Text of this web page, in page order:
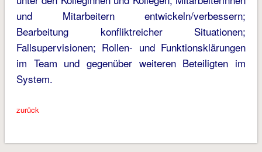
und Mitarbeitern entwickeln/verbessern;
Bearbeitung konfliktreicher Situationen;
Fallsupervisionen; Rollen- und Funktionsklärungen
im Team und gegenüber weiteren Beteiligten im
System.
zurück